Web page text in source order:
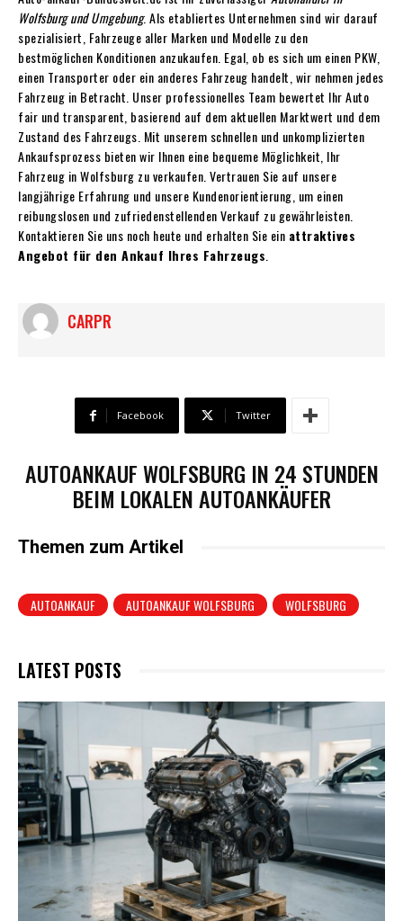
Wolfsburg und Umgebung. Als etabliertes Unternehmen sind wir darauf
spezialisiert, Fahrzeuge aller Marken und Modelle zu den
bestmöglichen Konditionen anzukaufen. Egal, ob es sich um einen PKW,
einen Transporter oder ein anderes Fahrzeug handelt, wir nehmen jedes
Fahrzeug in Betracht. Unser professionelles Team bewertet Ihr Auto
fair und transparent, basierend auf dem aktuellen Marktwert und dem
Zustand des Fahrzeugs. Mit unserem schnellen und unkomplizierten
Ankaufsprozess bieten wir Ihnen eine bequeme Möglichkeit, Ihr
Fahrzeug in Wolfsburg zu verkaufen. Vertrauen Sie auf unsere
langjährige Erfahrung und unsere Kundenorientierung, um einen
reibungslosen und zufriedenstellenden Verkauf zu gewährleisten.
Kontaktieren Sie uns noch heute und erhalten Sie ein attraktives
Angebot für den Ankauf Ihres Fahrzeugs
CARPR
Facebook Twitter
AUTOANKAUF WOLFSBURG IN 24 STUNDEN
BEIM LOKALEN AUTOANKÄUFER
Themen zum Artikel
AUTOANKAUF AUTOANKAUF WOLFSBURG WOLFSBURG
LATEST POSTS